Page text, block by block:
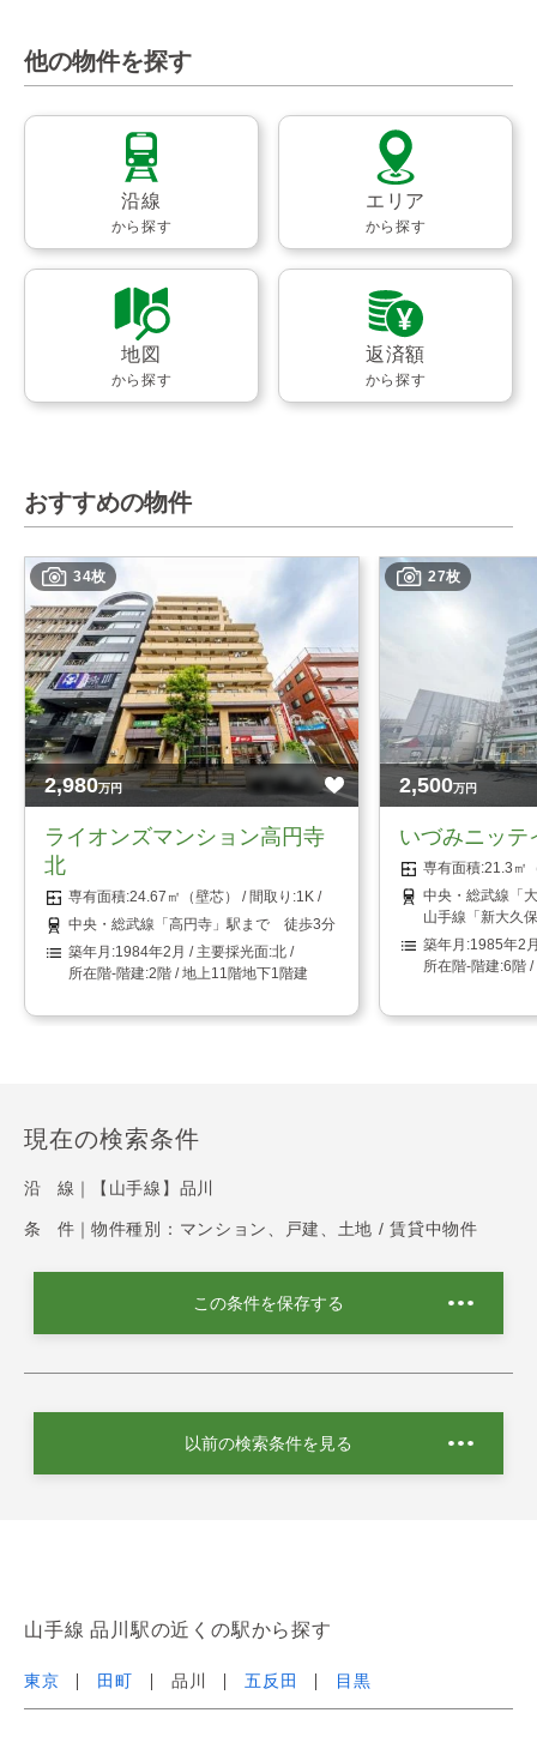
他の物件を探す
沿線
から探す
エリア
から探す
地図
から探す
返済額
から探す
おすすめの物件
34枚
2,980万円
ライオンズマンション高円寺
北
24.67㎡（壁芯）
1K
中央・総武線「高円寺」駅まで 徒歩3分
1984年2月
北
2階 / 地上11階地下1階建
27枚
2,500万円
いづみニッテ
21.3㎡
中央・総武線「
山手線「新大久
1985年2
6階 /
現在の検索条件
沿 線｜ 【山手線】品川
条 件｜ 物件種別：マンション、戸建、土地 / 賃貸中物件
この条件を保存する
以前の検索条件を見る
山手線 品川駅の近くの駅から探す
東京 田町 品川 五反田 目黒